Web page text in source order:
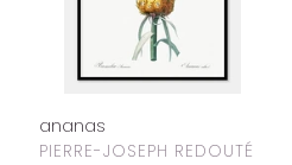
ananas
FORHANDLER
PIERRE-JOSEPH REDOUTÉ